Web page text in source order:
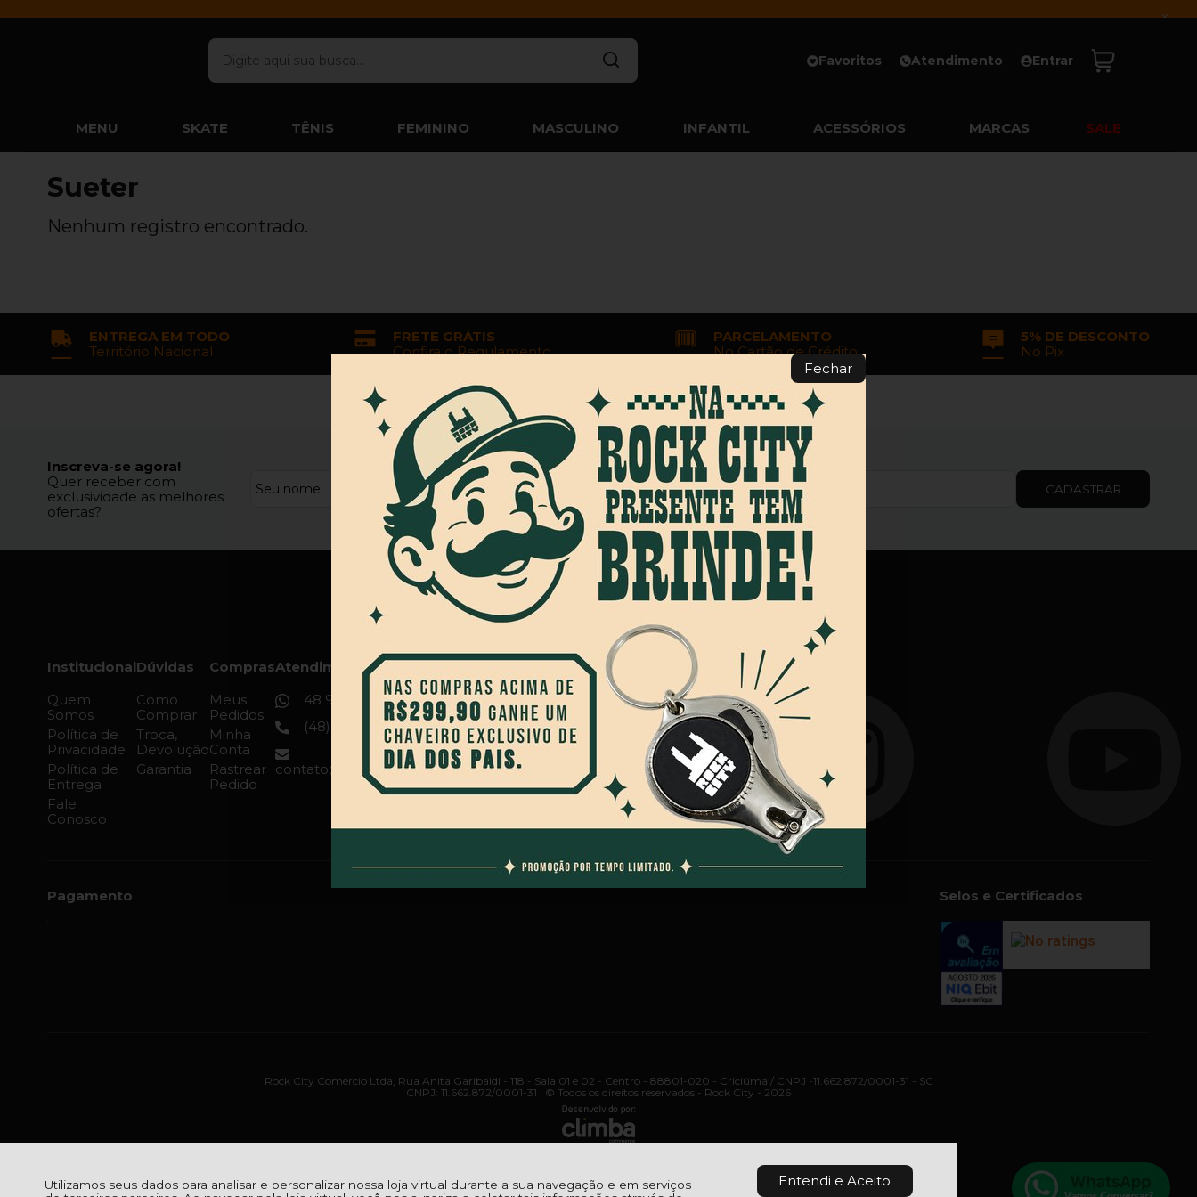
Utilizamos seus dados para analisar e personalizar nossa loja virtual durante a sua navegação e em serviços
Entendi e Aceito
x
Favoritos Atendimento Entrar
MENU SKATE TÊNIS FEMININO MASCULINO INFANTIL ACESSÓRIOS MARCAS SALE
Sueter
Nenhum registro encontrado.
ENTREGA EM TODO
Território Nacional
FRETE GRÁTIS
Confira o Regulamento
PARCELAMENTO
No Cartão de Crédito
5% DE DESCONTO
No Pix
Inscreva-se agora!
Quer receber com
exclusividade as melhores
ofertas?
CADASTRAR
Institucional
Quem
Somos
Política de
Privacidade
Política de
Entrega
Fale
Conosco
Dúvidas
Como
Comprar
Troca,
Devolução
Garantia
Compras
Meus
Pedidos
Minha
Conta
Rastrear
Pedido
Atendimento
48 9 9126-7430
(48) 3045-1663
contato@rockcity.com.br
Redes Sociais
Pagamento Selos e Certificados
Rock City Comércio Ltda, Rua Anita Garibaldi - 118 - Sala 01 e 02 - Centro - 88801-020 - Criciúma / CNPJ -11.662.872/0001-31 - SC
CNPJ: 11.662.872/0001-31 | © Todos os direitos reservados - Rock City - 2026
Fechar